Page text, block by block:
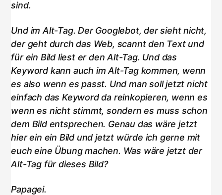
sind.
Und im Alt-Tag. Der Googlebot, der sieht nicht,
der geht durch das Web, scannt den Text und
für ein Bild liest er den Alt-Tag. Und das
Keyword kann auch im Alt-Tag kommen, wenn
es also wenn es passt. Und man soll jetzt nicht
einfach das Keyword da reinkopieren, wenn es
wenn es nicht stimmt, sondern es muss schon
dem Bild entsprechen. Genau das wäre jetzt
hier ein ein Bild und jetzt würde ich gerne mit
euch eine Übung machen. Was wäre jetzt der
Alt-Tag für dieses Bild?
Papagei.